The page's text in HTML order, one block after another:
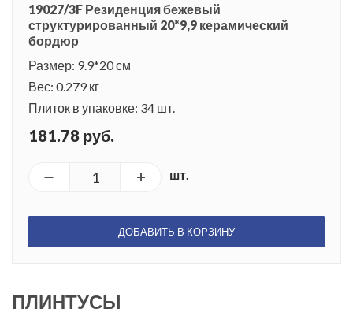
19027/3F Резиденция бежевый
структурированный 20*9,9 керамический
бордюр
Размер: 9.9*20 см
Вес: 0.279 кг
Плиток в упаковке: 34 шт.
181.78 руб.
шт.
ДОБАВИТЬ В КОРЗИНУ
ПЛИНТУСЫ